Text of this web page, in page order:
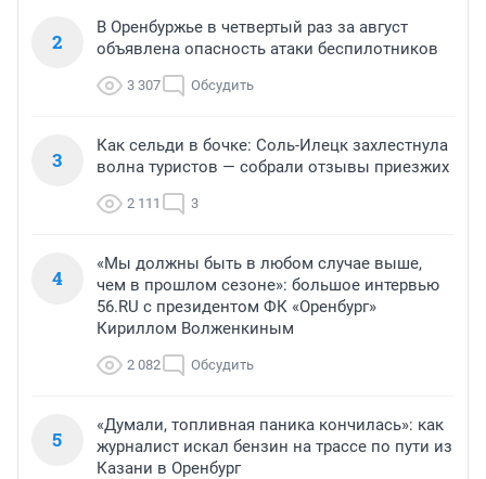
2
В Оренбуржье в четвертый раз за август
объявлена опасность атаки беспилотников
3 307 Обсудить
3
Как сельди в бочке: Соль-Илецк захлестнула
волна туристов — собрали отзывы приезжих
2 111 3
4
«Мы должны быть в любом случае выше,
чем в прошлом сезоне»: большое интервью
56.RU с президентом ФК «Оренбург»
Кириллом Волженкиным
2 082 Обсудить
5
«Думали, топливная паника кончилась»: как
журналист искал бензин на трассе по пути из
Казани в Оренбург